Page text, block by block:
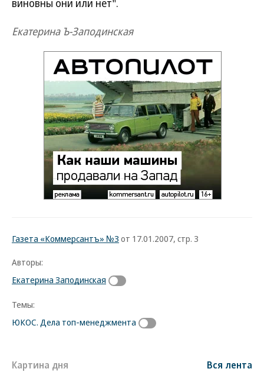
виновны они или нет".
Екатерина Ъ-Заподинская
Газета «Коммерсантъ» №3 от 17.01.2007, стр. 3
Авторы:
Екатерина Заподинская
Темы:
ЮКОС. Дела топ-менеджмента
Картина дня Вся лента